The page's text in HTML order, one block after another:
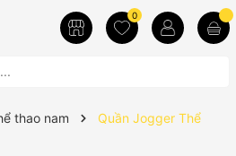
0
thao nam
Quần Jogger Thể